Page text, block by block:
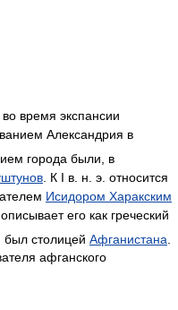
во время экспансии
Александрия в
города были, в
. К I в. н. э. относится
Исидором Харакским
его как греческий
был столицей Афганистана
афганского